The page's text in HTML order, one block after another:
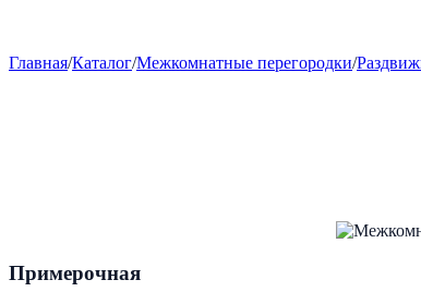
Главная/Каталог/Межкомнатные перегородки/
Примерочная